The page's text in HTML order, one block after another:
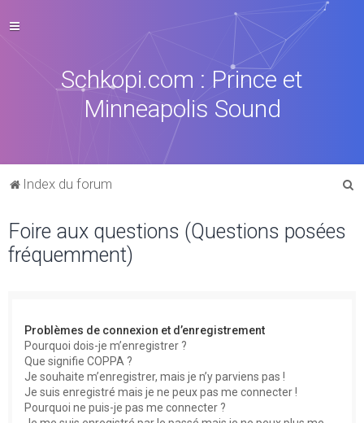
Schkopi.com : Prince et
Minneapolis Sound
Index du forum
Foire aux questions (Questions posées
fréquemment)
Problèmes de connexion et d’enregistrement
Pourquoi dois-je m’enregistrer ?
Que signifie COPPA ?
Je souhaite m’enregistrer, mais je n’y parviens pas !
Je suis enregistré mais je ne peux pas me connecter !
Pourquoi ne puis-je pas me connecter ?